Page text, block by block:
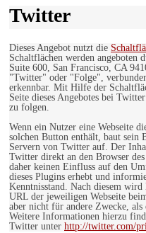
Twitter
Dieses Angebot nutzt die
Schaltflächen werden
Suite 600, San Francisco, CA
"Twitter" oder "Folge",
erkennbar. Mit Hilfe der
Seite dieses Angebotes bei
zu folgen.
Wenn ein Nutzer eine Webseite
solchen Button enthält, baut sein
Servern von Twitter auf. Der
Twitter direkt an den Browser
daher keinen Einfluss auf den
dieses Plugins erhebt und
Kenntnisstand. Nach diesem
URL der jeweiligen Webseite
aber nicht für andere Zwecke,
Weitere Informationen hierzu
Twitter unter http://twitter.com/